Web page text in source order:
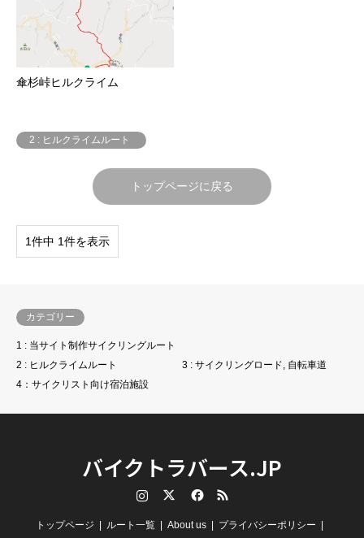
傘杉峠ヒルクライム
2 : ヒルクライムルート
トップページに戻る
1件中 1件を表示
カテゴリー
1 : 当サイト制作サイクリングルート
2 : ヒルクライムルート
3 : サイクリングロード, 自転車道
4：サイクリスト向け宿泊施設
バイクトラバース.JP
RSS
トップページ ルート一覧 About us プライバシーポリシー